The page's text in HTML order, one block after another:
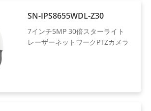
SN-IPS8655WDL-Z30
7インチ5MP 30倍スターライト
レーザーネットワークPTZカメラ